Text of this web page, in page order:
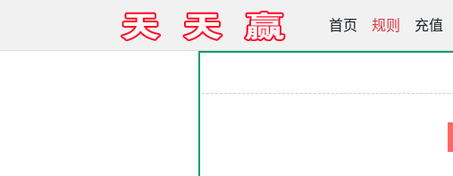
首页 规则 充值
天天赢高手论坛